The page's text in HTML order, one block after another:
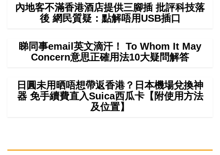
內地客不滿香港酒店提供三腳插 批評科技落
後 網民質疑：點解唔用USB插口
睇同事email英文滴汗！ To Whom It May
Concern意思正確用法10大疑問解答
日圓未用晒唔想帶返香港？日本機場兌換神
器 免手續費直入Suica西瓜卡【附使用方法
及位置】